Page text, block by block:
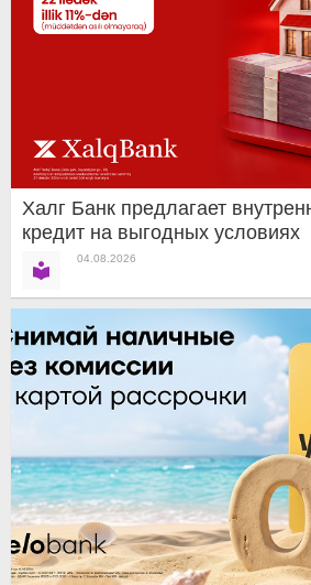
Халг Банк предлагает
кредит на выгодных условиях
04.08.2026